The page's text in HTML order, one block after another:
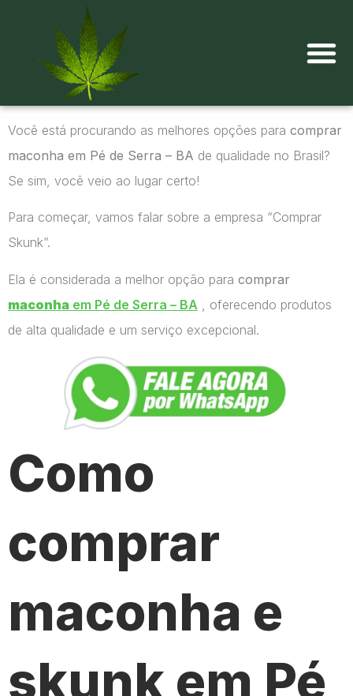
Você está procurando as melhores opções para comprar
maconha em Pé de Serra – BA de qualidade no Brasil?
Se sim, você veio ao lugar certo!
Para começar, vamos falar sobre a empresa “Comprar
Skunk”.
Ela é considerada a melhor opção para comprar
maconha em Pé de Serra – BA , oferecendo produtos
de alta qualidade e um serviço excepcional.
Como
comprar
maconha e
skunk em Pé